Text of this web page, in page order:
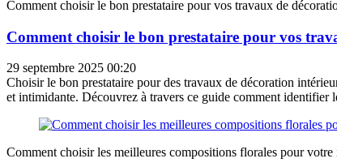
Comment choisir le bon prestataire pour vos travaux de
Comment choisir le bon prestataire pour vos
29 septembre 2025 00:20
Choisir le bon prestataire pour des travaux de décoration
et intimidante. Découvrez à travers ce guide comment identifier
Comment choisir les meilleures compositions florales pour votre